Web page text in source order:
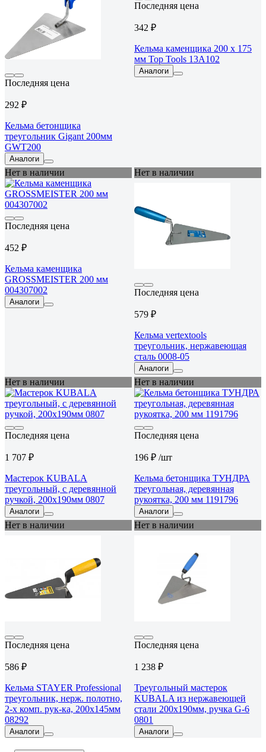
Последняя цена
292 ₽
Кельма бетонщика
треугольник Gigant 200мм
GWT200
Аналоги
Последняя цена
342 ₽
Кельма каменщика 200 x 175
мм Top Tools 13A102
Аналоги
Нет в наличии
Последняя цена
452 ₽
Кельма каменщика
GROSSMEISTER 200 мм
004307002
Аналоги
Нет в наличии
Последняя цена
579 ₽
Кельма vertextools
треугольник, нержавеющая
сталь 0008-05
Аналоги
Нет в наличии
Последняя цена
1 707 ₽
Мастерок KUBALA
треугольный, с деревянной
ручкой, 200х190мм 0807
Аналоги
Нет в наличии
Последняя цена
196 ₽ /шт
Кельма бетонщика ТУНДРА
треугольная, деревянная
рукоятка, 200 мм 1191796
Аналоги
Нет в наличии
Последняя цена
586 ₽
Кельма STAYER Professional
треугольник, нерж. полотно,
2-х комп. рук-ка, 200x145мм
08292
Аналоги
Нет в наличии
Последняя цена
1 238 ₽
Треугольный мастерок
KUBALA из нержавеющей
стали 200х190мм, ручка G-6
0801
Аналоги